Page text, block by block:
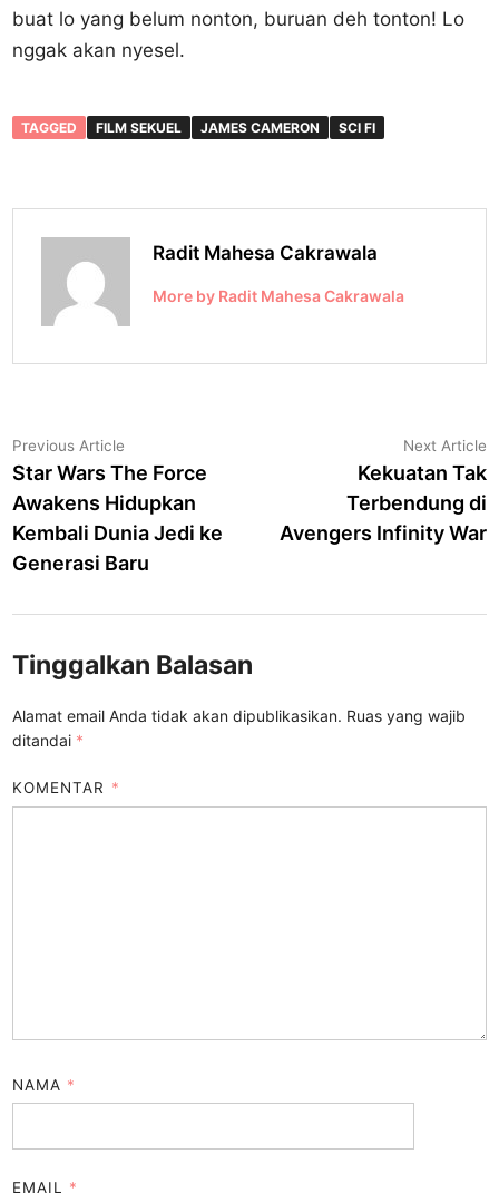
buat lo yang belum nonton, buruan deh tonton! Lo
nggak akan nyesel.
TAGGED FILM SEKUEL JAMES CAMERON SCI FI
Radit Mahesa Cakrawala
More by Radit Mahesa Cakrawala
Navigasi
pos
Previous Article
article:
Star Wars The Force
Awakens Hidupkan
Kembali Dunia Jedi ke
Generasi Baru
Next Article
Kekuatan Tak
Terbendung di
Avengers Infinity War
Tinggalkan Balasan
Alamat email Anda tidak akan dipublikasikan. Ruas yang wajib
ditandai *
KOMENTAR *
NAMA *
EMAIL *